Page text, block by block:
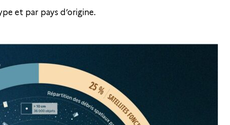
et par pays d’origine.